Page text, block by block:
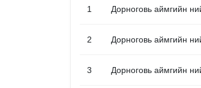
1 Дорноговь аймгийн
2 Дорноговь аймгийн
3 Дорноговь аймгийн